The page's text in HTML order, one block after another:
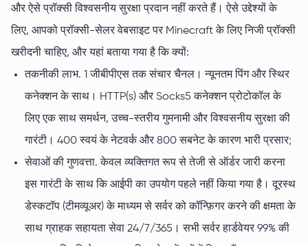
और ऐसे प्रॉक्सी विश्वसनीय सुरक्षा प्रदान नहीं करते हैं। ऐसे उद्देश्यों के
लिए, आपको प्रॉक्सी-सेलर वेबसाइट पर Minecraft के लिए निजी प्रॉक्सी
खरीदनी चाहिए, और यहां बताया गया है कि क्यों:
तकनीकी लाभ. 1 जीबीपीएस तक संचार चैनल। न्यूनतम पिंग और स्थिर
कनेक्शन के साथ। HTTP(s) और Socks5 कनेक्शन प्रोटोकॉल के
लिए एक साथ समर्थन, उच्च-स्तरीय गुमनामी और विश्वसनीय सुरक्षा की
गारंटी। 400 स्वयं के नेटवर्क और 800 सबनेट के कारण भारी प्रसार;
सेवाओं की गुणवत्ता. केवल व्यक्तिगत रूप से तेजी से ऑर्डर जारी करना
इस गारंटी के साथ कि आईपी का उपयोग पहले नहीं किया गया है। दूरस्थ
डेस्कटॉप (टीमव्यूअर) के माध्यम से सर्वर को कॉन्फ़िगर करने की क्षमता के
साथ ग्राहक सहायता सेवा 24/7/365। सभी सर्वर हार्डवेयर 99% की